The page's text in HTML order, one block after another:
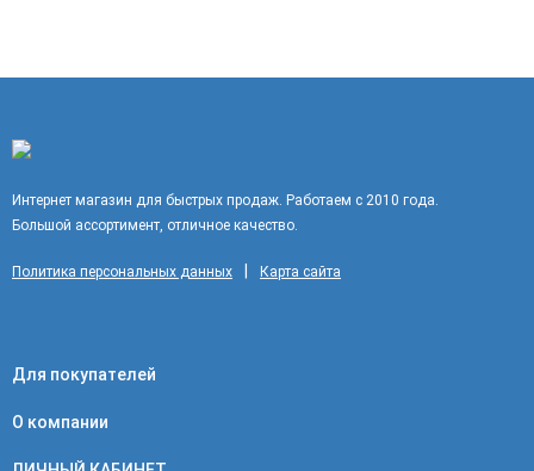
Интернет магазин для быстрых продаж. Работаем с 2010 года.
Большой ассортимент, отличное качество.
Политика персональных данных Карта сайта
Для покупателей
О компании